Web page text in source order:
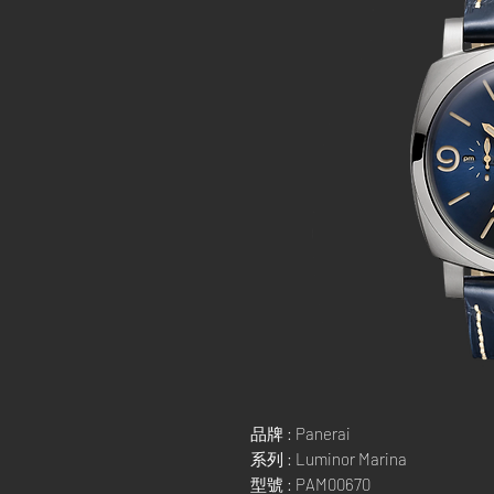
品牌 : Panerai
系列 : Luminor Marina
型號 : PAM00670